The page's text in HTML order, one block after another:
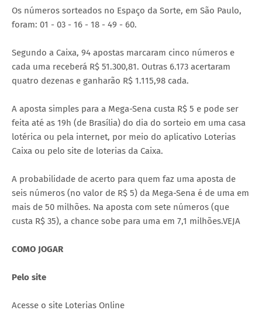
Os números sorteados no Espaço da Sorte, em São Paulo,
foram: 01 - 03 - 16 - 18 - 49 - 60.
Segundo a Caixa, 94 apostas marcaram cinco números e
cada uma receberá R$ 51.300,81. Outras 6.173 acertaram
quatro dezenas e ganharão R$ 1.115,98 cada.
A aposta simples para a Mega-Sena custa R$ 5 e pode ser
feita até as 19h (de Brasília) do dia do sorteio em uma casa
lotérica ou pela internet, por meio do aplicativo Loterias
Caixa ou pelo site de loterias da Caixa.
A probabilidade de acerto para quem faz uma aposta de
seis números (no valor de R$ 5) da Mega-Sena é de uma em
mais de 50 milhões. Na aposta com sete números (que
custa R$ 35), a chance sobe para uma em 7,1 milhões.VEJA
COMO JOGAR
Pelo site
Acesse o site Loterias Online